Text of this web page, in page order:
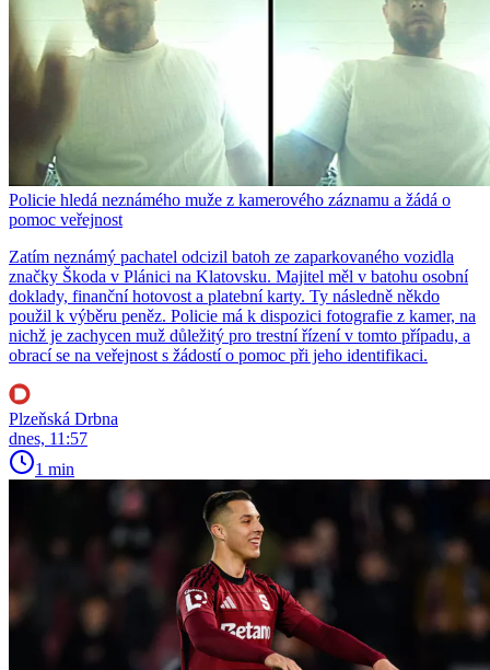
Policie hledá neznámého muže z kamerového záznamu a žádá o
pomoc veřejnost
Zatím neznámý pachatel odcizil batoh ze zaparkovaného vozidla
značky Škoda v Plánici na Klatovsku. Majitel měl v batohu osobní
doklady, finanční hotovost a platební karty. Ty následně někdo
použil k výběru peněz. Policie má k dispozici fotografie z kamer, na
nichž je zachycen muž důležitý pro trestní řízení v tomto případu, a
obrací se na veřejnost s žádostí o pomoc při jeho identifikaci.
Plzeňská Drbna
dnes, 11:57
1 min